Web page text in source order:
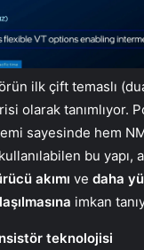
ilk çift temaslı
olarak tanımlıyor.
sayesinde hem
bu yapı,
akımı ve daha
imkan
teknolojisi